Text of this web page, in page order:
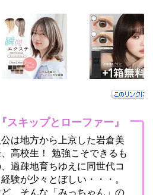
キップとローファー』
は地方から上京した岩倉美
高校生！ 勉強こそできるも
過疎地育ちゆえに同世代コ
経験が少々とぼしい・・・。
、そんな「みっちゃん」の